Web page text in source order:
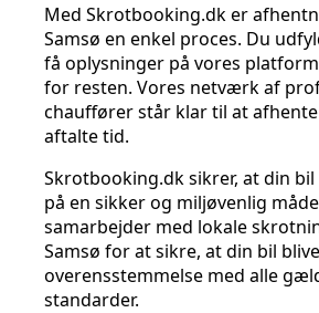
Med Skrotbooking.dk er
Samsø en enkel proces. Du
få oplysninger på vores
for resten. Vores netværk af
chauffører står klar til at
aftalte tid.
Skrotbooking.dk sikrer, at din
på en sikker og miljøvenlig
samarbejder med lokale
Samsø for at sikre, at din bil
overensstemmelse med alle
standarder.